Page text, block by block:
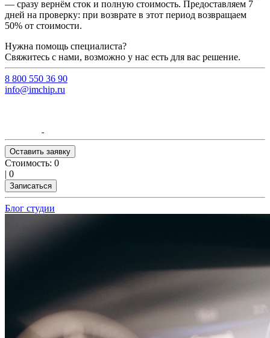
— сразу вернём сток и полную стоимость. Предоставляем 7
дней на проверку: при возврате в этот период возвращаем
50% от стоимости.
Нужна помощь специалиста?
Свяжитесь с нами, возможно у нас есть для вас решение.
8 800 550 36 90
info@imchip.ru
Оставить заявку
Стоимость: 0
| 0
Записаться
Блог студии